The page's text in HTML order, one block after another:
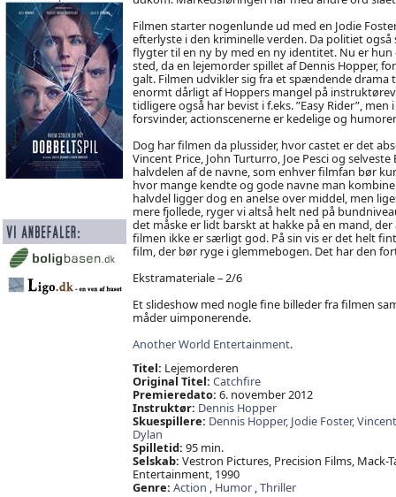
Filmen starter nogenlunde ud med en Jodie
efterlyste i den kriminelle verden. Da politiet
flygter til en ny by med en ny identitet. Nu er
sted, da en lejemorder spillet af Dennis Hopper,
galt. Filmen udvikler sig fra et spændende
enormt dårligt af Hoppers mangel på
tidligere også har bevist i f.eks. ”Easy Rider”,
forsvinder, actionscenerne er kedelige og
Dog har filmen da plussider, hvor castet er det
Vincent Price, John Turturro, Joe Pesci og
halvdelen af de navne, som enhver filmfan bør
hvor mange kendte og gode navne man
halvdel ligger dog en anelse over middel, men
mere fjollede, ryger vi altså helt ned på
det måske er lidt barskt at hakke på en mand,
filmen ikke er særligt god. På sin vis er det helt
film, der bør ryge i glemmebogen. Det har den
Ekstramateriale – 2/6
Et slideshow med nogle fine billeder fra filmen
måder uimponerende.
Another World Entertainment.
Titel: Lejemorderen
Original Titel: Catchfire
Premieredato: 6. november 2012
Instruktør: Dennis Hopper
Skuespillere: Dennis Hopper, Jodie Foster,
Dylan
Spilletid: 95 min.
Selskab: Vestron Pictures, Precision Films,
Entertainment, 1990
Genre: Action , Humor,Thriller